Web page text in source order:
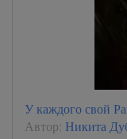
У каждого свой
Автор: Никита